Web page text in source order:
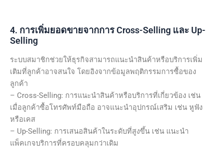
4. การเพิ่มยอดขายจากการ Cross-Selling และ Up-
Selling
ระบบสมาชิกช่วยให้ธุรกิจสามารถแนะนำสินค้าหรือบริการเพิ่ม
เติมที่ลูกค้าอาจสนใจ โดยอิงจากข้อมูลพฤติกรรมการซื้อของ
ลูกค้า
– Cross-Selling: การแนะนำสินค้าหรือบริการที่เกี่ยวข้อง เช่น
เมื่อลูกค้าซื้อโทรศัพท์มือถือ อาจแนะนำอุปกรณ์เสริม เช่น หูฟัง
หรือเคส
– Up-Selling: การเสนอสินค้าในระดับที่สูงขึ้น เช่น แนะนำ
แพ็คเกจบริการที่ครอบคลุมกว่าเดิม